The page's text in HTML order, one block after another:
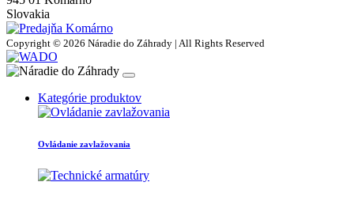
Slovakia
Copyright © 2026 Náradie do Záhrady | All Rights Reserved
Kategórie produktov
Ovládanie zavlažovania